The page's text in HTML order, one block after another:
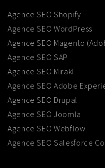
Agence SEO Shopify
Agence SEO WordPress
Agence SEO Magento
Agence SEO SAP
Agence SEO Mirakl
Agence SEO Adobe
Agence SEO Drupal
Agence SEO Joomla
Agence SEO Webflow
Agence SEO Salesforce